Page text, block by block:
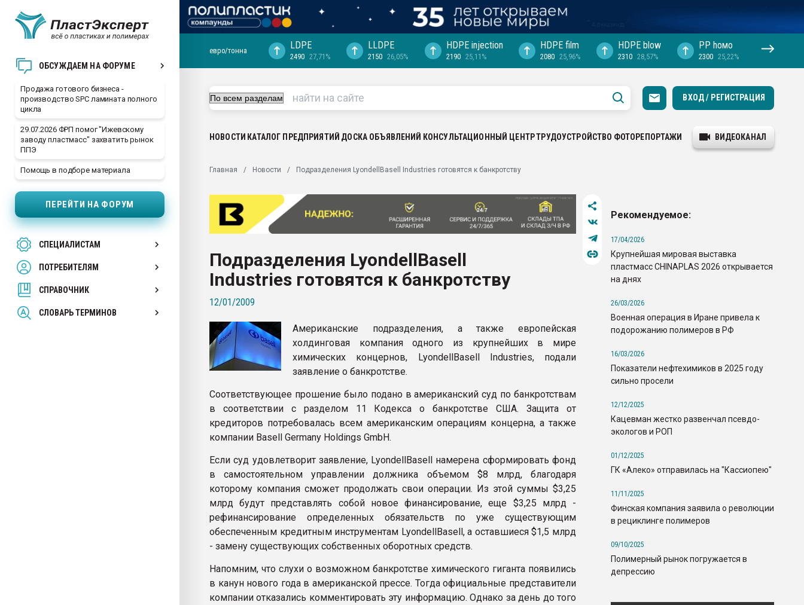
ОБСУЖДАЕМ НА ФОРУМЕ
Продажа готового бизнеса -
производство SPC ламината полного
цикла
29.07.2026 ФРП помог "Ижевскому
заводу пластмасс" захватить рынок
ППЭ
Помощь в подборе материала
ПЕРЕЙТИ НА ФОРУМ
СПЕЦИАЛИСТАМ
ПОТРЕБИТЕЛЯМ
СПРАВОЧНИК
СЛОВАРЬ ТЕРМИНОВ
28.07.2026 "Технониколь" довольна
Всё, что касается выдува ПЭТ
Материал поверхности пуансона для
Продам отходы Композиция
поликарбоната и АБС-пластика
Armaloy PC/ABS-1IM черный цвет
Профильная литература. Продажа,
покупка, обмен
евро/тонна LDPE
2490 27,71%
LLDPE
2150 26,05%
HDPE injection
2190 25,11%
HDPE film
2080 25,96%
HDPE blow
2310 28,57%
PP hомо
2300 25,22%
ВХОД / РЕГИСТРАЦИЯ
НОВОСТИ КАТАЛОГ ПРЕДПРИЯТИЙ ДОСКА ОБЪЯВЛЕНИЙ КОНСУЛЬТАЦИОННЫЙ ЦЕНТРТРУДОУСТРОЙСТВО ФОТОРЕПОРТАЖИ ВИДЕОКАНАЛ
Главная Новости Подразделения LyondellBasell Industries готовятся к банкротству
Подразделения LyondellBasell
Industries готовятся к банкротству
12/01/2009
Американские подразделения, а также европейская
холдинговая компания одного из крупнейших в мире
химических концернов, LyondellBasell Industries, подали
заявление о банкротстве.
Соответствующее прошение было подано в американский суд по банкротствам
в соответствии с разделом 11 Кодекса о банкротстве США. Защита от
кредиторов потребовалась всем американским операциям концерна, а также
компании Basell Germany Holdings GmbH.
Если суд удовлетворит заявление, LyondellBasell намерена сформировать фонд
в самостоятельном управлении должника объемом $8 млрд, благодаря
которому компания сможет продолжать свои операции. Из этой суммы $3,25
млрд будут представлять собой новое финансирование, еще $3,25 млрд -
рефинансирование определенных обязательств по уже существующим
обеспеченным кредитным инструментам LyondellBasell, а оставшиеся $1,5 млрд
- замену существующих собственных оборотных средств.
Напомним, что слухи о возможном банкротстве химического гиганта появились
в канун нового года в американской прессе. Тогда официальные представители
компании отказались комментировать эту информацию. Однако за день до того
Рекомендуемое:
17/04/2026
Крупнейшая мировая выставка
пластмасс CHINAPLAS 2026 открывается
на днях
26/03/2026
Военная операция в Иране привела к
подорожанию полимеров в РФ
16/03/2026
Показатели нефтехимиков в 2025 году
сильно просели
12/12/2025
Кацевман жестко развенчал псевдо-
экологов и РОП
01/12/2025
ГК «Алеко» отправилась на "Кассиопею"
11/11/2025
Финская компания заявила о революции
в рециклинге полимеров
09/10/2025
Полимерный рынок погружается в
депрессию